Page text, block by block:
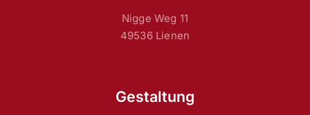
Nigge Weg 11
49536 Lienen
Gestaltung